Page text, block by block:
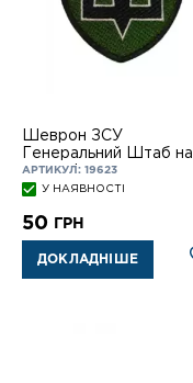
Шеврон ЗСУ
Генеральний Штаб на
липучці
АРТИКУЛ: 19623
У НАЯВНОСТІ
50 ГРН
ДОКЛАДНІШЕ